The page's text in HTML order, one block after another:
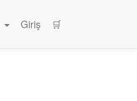
Giriş 🛒